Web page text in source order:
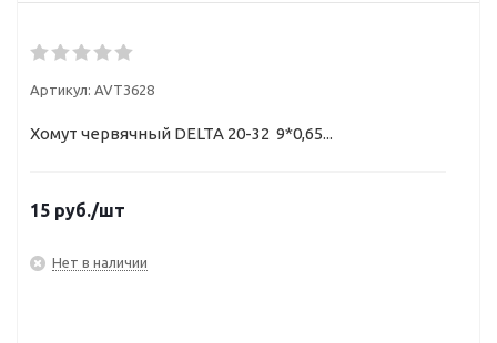
Артикул: AVT3628
Хомут червячный DELTA 20-32 9*0,65...
15 руб./шт
Нет в наличии